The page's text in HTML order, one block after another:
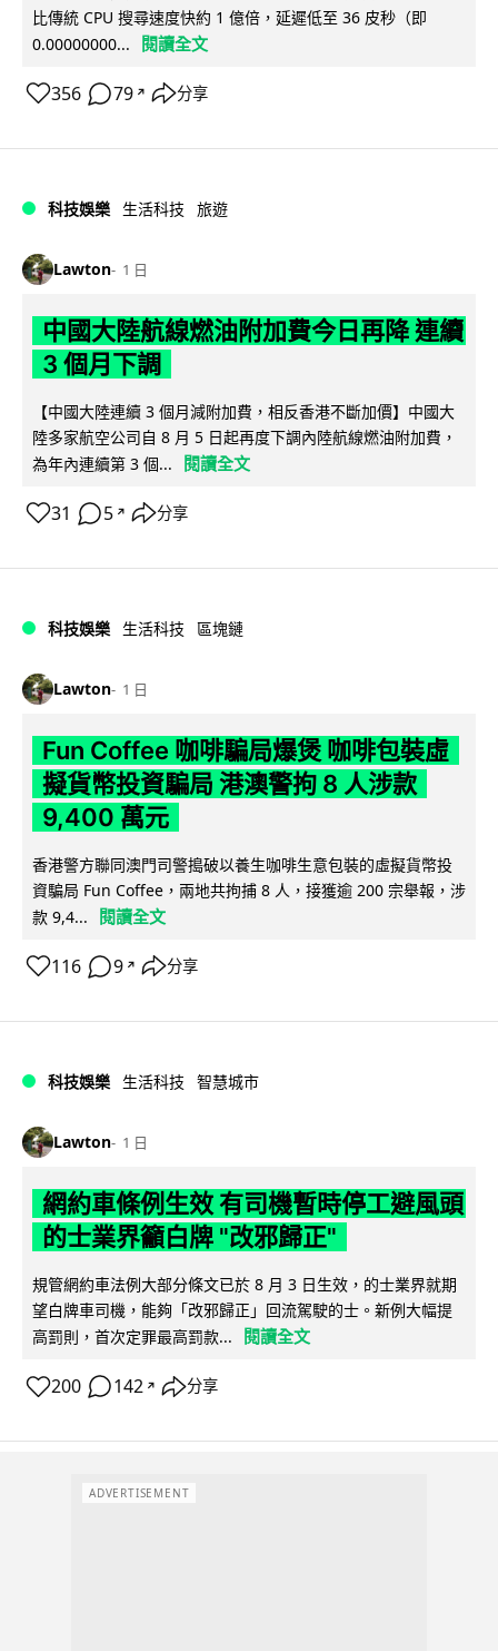
比傳統 CPU 搜尋速度快約 1 億倍，延遲低至 36 皮秒（即
0.00000000...
閱讀全文
356 79 ↗ 分享
科技娛樂 生活科技 旅遊
Lawton 1 日
中國大陸航線燃油附加費今日再降 連續
3 個月下調
【中國大陸連續 3 個月減附加費，相反香港不斷加價】中國大
陸多家航空公司自 8 月 5 日起再度下調內陸航線燃油附加費，
為年內連續第 3 個...
閱讀全文
31 5 ↗ 分享
科技娛樂 生活科技 區塊鏈
Lawton 1 日
Fun Coffee 咖啡騙局爆煲 咖啡包裝虛
擬貨幣投資騙局 港澳警拘 8 人涉款
9,400 萬元
香港警方聯同澳門司警搗破以養生咖啡生意包裝的虛擬貨幣投
資騙局 Fun Coffee，兩地共拘捕 8 人，接獲逾 200 宗舉報，涉
款 9,4...
閱讀全文
116 9 ↗ 分享
科技娛樂 生活科技 智慧城市
Lawton 1 日
網約車條例生效 有司機暫時停工避風頭
的士業界籲白牌 "改邪歸正"
規管網約車法例大部分條文已於 8 月 3 日生效，的士業界就期
望白牌車司機，能夠「改邪歸正」回流駕駛的士。新例大幅提
高罰則，首次定罪最高罰款...
閱讀全文
200 142 ↗ 分享
ADVERTISEMENT